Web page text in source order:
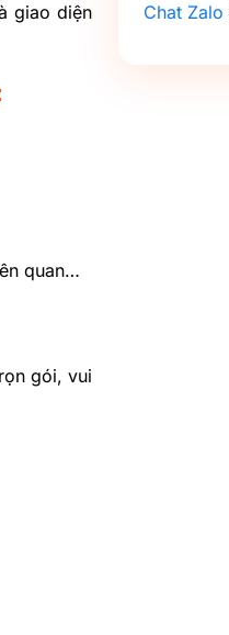
giao diện
quan…
gói, vui
Chat Zalo